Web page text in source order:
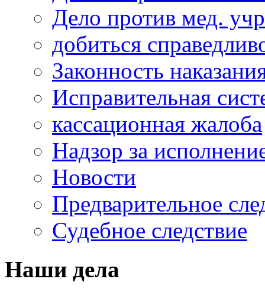
Дело против мед.
добиться
Законность
Исправительная
кассационная жалоба
Надзор за
Новости
Предварительное
Судебное следствие
Наши дела